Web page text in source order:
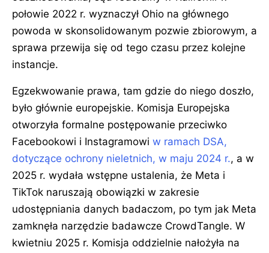
połowie 2022 r. wyznaczył Ohio na głównego
powoda w skonsolidowanym pozwie zbiorowym, a
sprawa przewija się od tego czasu przez kolejne
instancje.
Egzekwowanie prawa, tam gdzie do niego doszło,
było głównie europejskie. Komisja Europejska
otworzyła formalne postępowanie przeciwko
Facebookowi i Instagramowi w ramach DSA,
dotyczące ochrony nieletnich, w maju 2024 r., a w
2025 r. wydała wstępne ustalenia, że Meta i
TikTok naruszają obowiązki w zakresie
udostępniania danych badaczom, po tym jak Meta
zamknęła narzędzie badawcze CrowdTangle. W
kwietniu 2025 r. Komisja oddzielnie nałożyła na